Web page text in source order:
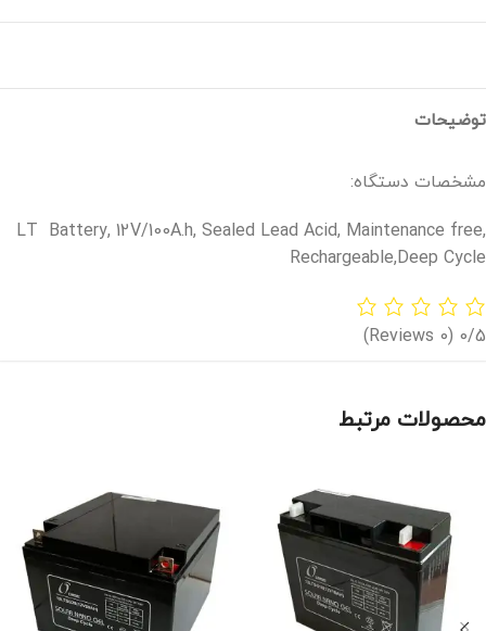
توضیحات
مشخصات دستگاه:
LT Battery, 12V/100A.h, Sealed Lead Acid, Maintenance free,
Rechargeable,Deep Cycle
0/5
(0 Reviews)
محصولات مرتبط